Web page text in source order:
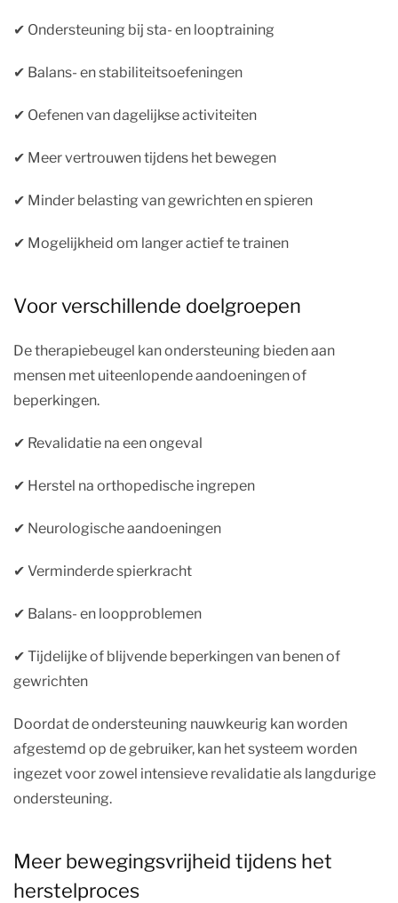
✔︎ Ondersteuning bij sta- en looptraining
✔︎ Balans- en stabiliteitsoefeningen
✔︎ Oefenen van dagelijkse activiteiten
✔︎ Meer vertrouwen tijdens het bewegen
✔︎ Minder belasting van gewrichten en spieren
✔︎ Mogelijkheid om langer actief te trainen
Voor verschillende doelgroepen
De therapiebeugel kan ondersteuning bieden aan
mensen met uiteenlopende aandoeningen of
beperkingen.
✔︎ Revalidatie na een ongeval
✔︎ Herstel na orthopedische ingrepen
✔︎ Neurologische aandoeningen
✔︎ Verminderde spierkracht
✔︎ Balans- en loopproblemen
✔︎ Tijdelijke of blijvende beperkingen van benen of
gewrichten
Doordat de ondersteuning nauwkeurig kan worden
afgestemd op de gebruiker, kan het systeem worden
ingezet voor zowel intensieve revalidatie als langdurige
ondersteuning.
Meer bewegingsvrijheid tijdens het
herstelproces